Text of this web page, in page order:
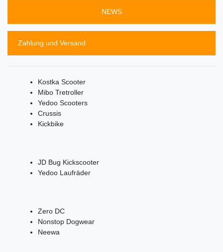
NEWS
Zahlung und Versand
Kostka Scooter
Mibo Tretroller
Yedoo Scooters
Crussis
Kickbike
JD Bug Kickscooter
Yedoo Laufräder
Zero DC
Nonstop Dogwear
Neewa